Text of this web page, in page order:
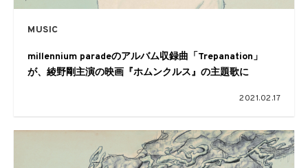
MUSIC
millennium paradeのアルバム収録曲「Trepanation」
が、綾野剛主演の映画『ホムンクルス』の主題歌に
2021.02.17